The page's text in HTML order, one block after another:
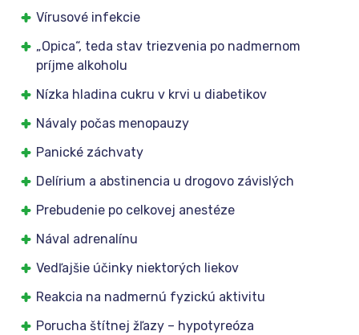
Vírusové infekcie
„Opica“, teda stav triezvenia po nadmernom
príjme alkoholu
Nízka hladina cukru v krvi u diabetikov
Návaly počas menopauzy
Panické záchvaty
Delírium a abstinencia u drogovo závislých
Prebudenie po celkovej anestéze
Nával adrenalínu
Vedľajšie účinky niektorých liekov
Reakcia na nadmernú fyzickú aktivitu
Porucha štítnej žľazy – hypotyreóza